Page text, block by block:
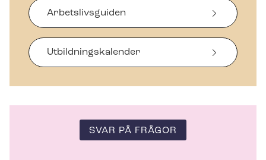
n
a
s
i
t
Arbetslivsguiden
Ut­bild­nings­ka­len­der
SVAR PÅ FRÅGOR